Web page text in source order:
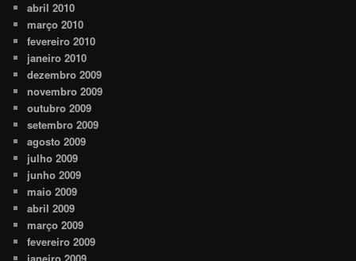
abril 2010
março 2010
fevereiro 2010
janeiro 2010
dezembro 2009
novembro 2009
outubro 2009
setembro 2009
agosto 2009
julho 2009
junho 2009
maio 2009
abril 2009
março 2009
fevereiro 2009